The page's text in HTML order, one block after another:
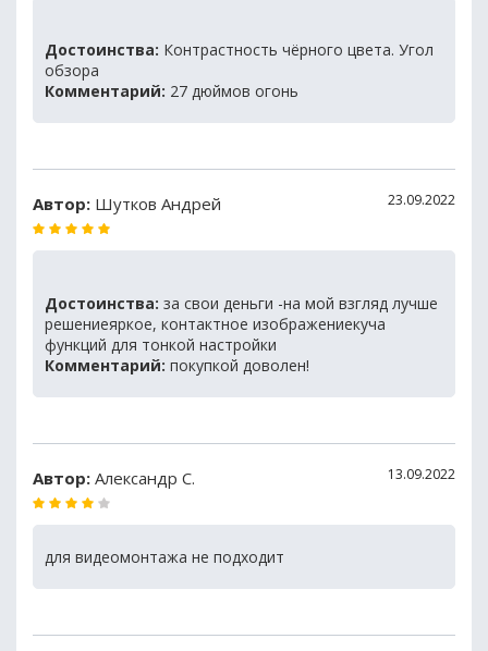
Достоинства: Контрастность чёрного цвета. Угол
обзора
Комментарий: 27 дюймов огонь
Автор: Шутков Андрей 23.09.2022
Достоинства: за свои деньги -на мой взгляд лучше
решениеяркое, контактное изображениекуча
функций для тонкой настройки
Комментарий: покупкой доволен!
Автор: Александр С. 13.09.2022
для видеомонтажа не подходит